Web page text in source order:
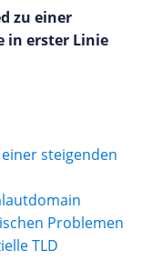
zu einer
in erster Linie
steigenden
Problemen
TLD